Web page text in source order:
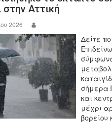
στην Αττική
2026
Δείτε
σήμερα
και
μέχρι